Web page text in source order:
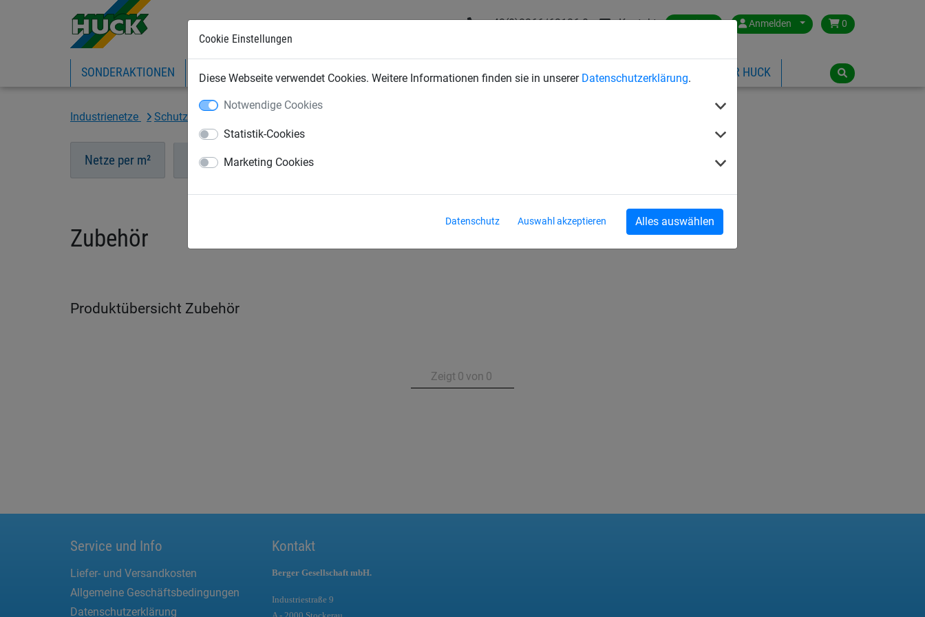
Cookie Einstellungen
Diese Webseite verwendet Cookies. Weitere Informationen finden sie in unserer Datenschutzerklärung.
Notwendige Cookies
Statistik-Cookies
Marketing Cookies
Datenschutz Auswahl akzeptieren Alles auswählen
+43(0)2266/62126-0 Kontakt Austria Anmelden 0
SONDERAKTIONEN EXPRESS-SHOP INDUSTRIENETZE BAUSCHUTZNETZE SPORTNETZE SEILSPIELGERÄTE ÜBER HUCK
Industrienetze Schutz- und Stoppnetze
Netze per m² Randleinen Zubehör
Zubehör
Produktübersicht Zubehör
Zeigt 0 von 0
Service und Info
Liefer- und Versandkosten
Allgemeine Geschäftsbedingungen
Datenschutzerklärung
Kontakt
Berger Gesellschaft mbH.
Industriestraße 9